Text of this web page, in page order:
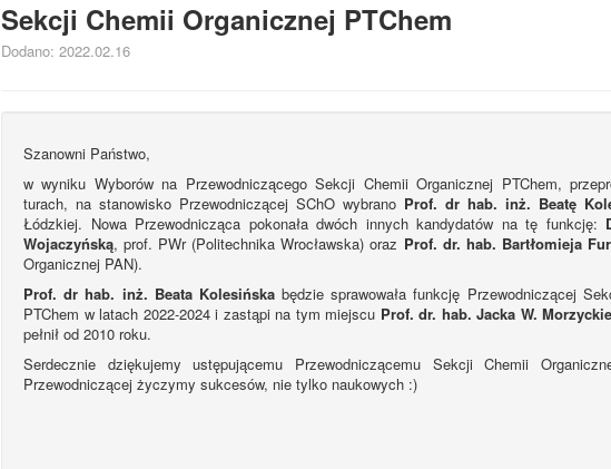
Sekcji Chemii Organicznej PTChem
Dodano: 2022.02.16
Szanowni Państwo,
w wyniku Wyborów na Przewodniczącego Sekcji Chemii Organicznej PTChem,
turach, na stanowisko Przewodniczącej SChO wybrano Prof. dr hab. inż. Beatę
Łódzkiej. Nowa Przewodnicząca pokonała dwóch innych kandydatów na tę funkcję:
Wojaczyńską, prof. PWr (Politechnika Wrocławska) oraz Prof. dr. hab. Bartłomieja
Organicznej PAN).
Prof. dr hab. inż. Beata Kolesińskabędzie sprawowała funkcję Przewodniczącej
PTChem w latach 2022-2024 i zastąpi na tym miejscu Prof. dr. hab. Jacka W.
pełnił od 2010 roku.
Serdecznie dziękujemy ustępującemu Przewodniczącemu Sekcji Chemii
Przewodniczącej życzymy sukcesów, nie tylko naukowych :)